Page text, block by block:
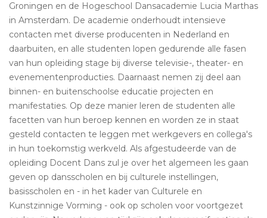
Groningen en de Hogeschool Dansacademie Lucia Marthas
in Amsterdam. De academie onderhoudt intensieve
contacten met diverse producenten in Nederland en
daarbuiten, en alle studenten lopen gedurende alle fasen
van hun opleiding stage bij diverse televisie-, theater- en
evenementenproducties. Daarnaast nemen zij deel aan
binnen- en buitenschoolse educatie projecten en
manifestaties. Op deze manier leren de studenten alle
facetten van hun beroep kennen en worden ze in staat
gesteld contacten te leggen met werkgevers en collega's
in hun toekomstig werkveld. Als afgestudeerde van de
opleiding Docent Dans zul je over het algemeen les gaan
geven op dansscholen en bij culturele instellingen,
basisscholen en - in het kader van Culturele en
Kunstzinnige Vorming - ook op scholen voor voortgezet